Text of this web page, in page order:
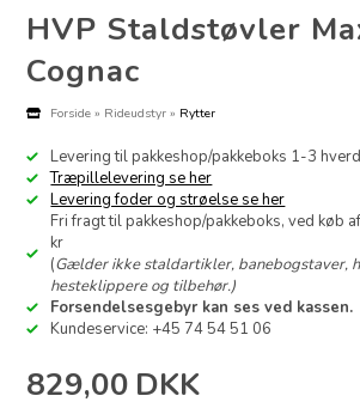
HVP Staldstøvler
Cognac
Forside » Rideudstyr » Rytter
Levering til pakkeshop/pakkeboks 1-3
Træpillelevering se her
Levering foder og strøelse se her
Fri fragt til pakkeshop/pakkeboks, ved køb
kr
(Gælder ikke staldartikler, banebogstaver,
hesteklippere og tilbehør.)
Forsendelsesgebyr kan ses ved kassen.
Kundeservice: +45 74 54 51 06
829,00 DKK